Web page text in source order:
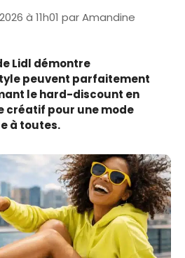
à 11h01 parAmandine
Lidl démontre
peuvent parfaitement
le hard-discount en
pour une mode
à toutes.